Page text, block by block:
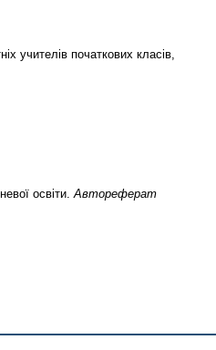
учителів початкових класів,
освіти. Автореферат